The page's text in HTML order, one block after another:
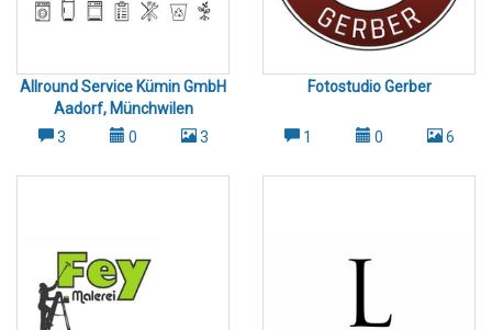
ressourcenschonende Verfahren Philosophie: MD Reinigung
verfolgt das Ziel, nicht nur sauber zu machen, sondern
Vertrauen zu schaffen. Kundenzufriedenheit steht im
Mittelpunkt – das Team arbeitet so lange, bis der Kunde
vollständig zufrieden ist. Kooperationen: MD Reinigung setzt
auf ein starkes Netzwerk aus Partnerfirmen, um umfassende
Dienstleistungen aus einer Hand anbieten zu können.
Allround Service Kümin GmbH
Aadorf, Münchwilen
3
0 3
Fotostudio Gerber
1 0 6